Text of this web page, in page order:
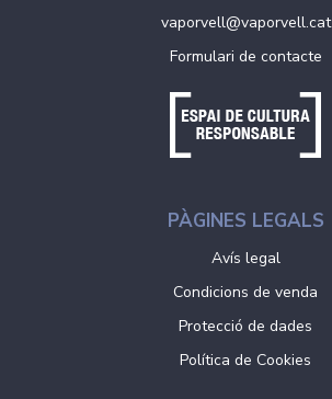
vaporvell@vaporvell.cat
Formulari de contacte
PÀGINES LEGALS
Avís legal
Condicions de venda
Protecció de dades
Política de Cookies